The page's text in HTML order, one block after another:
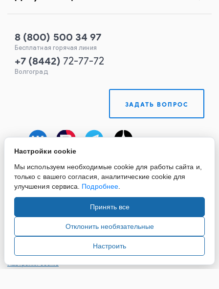
8 (800) 500 34 97
Бесплатная горячая линия
+7 (8442) 72-77-72
Волгоград
ЗАДАТЬ ВОПРОС
информации и материалов сайта, ссылка на источник
обязательна.
Настройки cookie
Настройки cookie
Мы используем необходимые cookie для работы сайта и,
только с вашего согласия, аналитические cookie для
улучшения сервиса. Подробнее.
Принять все
Отклонить необязательные
Настроить